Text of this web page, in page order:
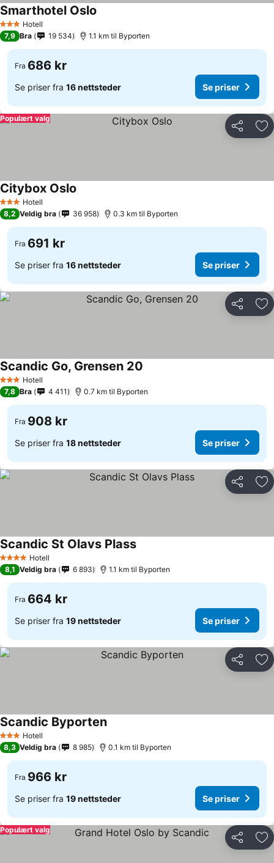
3 StjernerHotell
Smarthotel Oslo
7,9 Bra 19 534 1.1 km til Byporten
Fra 686 kr
Se priser fra 16 nettsteder Se priser
Del
Populært valg
3 StjernerHotell
Citybox Oslo
8,2 Veldig bra 36 958 0.3 km til Byporten
Fra 691 kr
Se priser fra 16 nettsteder Se priser
Del
3 StjernerHotell
Scandic Go, Grensen 20
7,8 Bra 4 411 0.7 km til Byporten
Fra 908 kr
Se priser fra 18 nettsteder Se priser
Del
4 StjernerHotell
Scandic St Olavs Plass
8,1 Veldig bra 6 893 1.1 km til Byporten
Fra 664 kr
Se priser fra 19 nettsteder Se priser
Del
3 StjernerHotell
Scandic Byporten
8,3 Veldig bra 8 985 0.1 km til Byporten
Fra 966 kr
Se priser fra 19 nettsteder Se priser
Del
Populært valg